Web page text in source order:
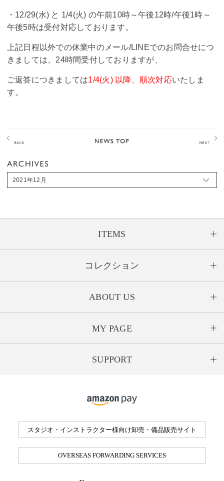
・12/29(水) と 1/4(火) の午前10時～午後12時/午後1時～
午後5時は受付対応しております。
上記日程以外での休業中のメール/LINEでのお問合せにつ
きましては、24時間受付しておりますが、
ご返答につきましては1/4(火) 以降、順次対応いたしま
す。
2021年12月
ITEMS
コレクション
ABOUT US
MY PAGE
SUPPORT
スタジオ・インストラクター様向け卸売・備品販売サイト
OVERSEAS FORWARDING SERVICES